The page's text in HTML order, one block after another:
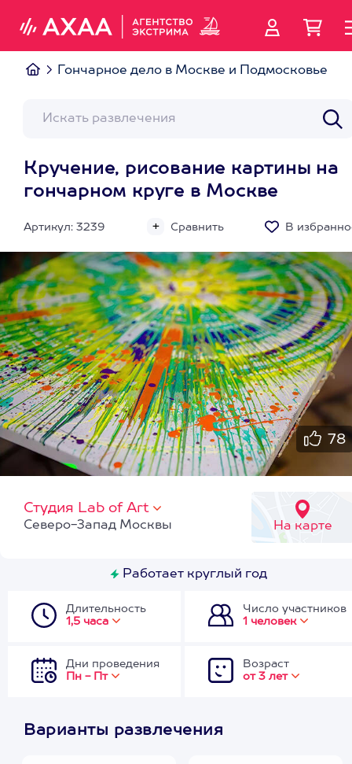
Гончарное дело в Москве и Подмосковье
Кручение, рисование картины на
гончарном круге в Москве
Артикул: 3239 Сравнить В
78
Студия Lab of Art
На карте
Северо-Запад Москвы
Работает круглый год
Длительность
1,5 часа
Число участников
1 человек
Дни проведения
Пн - Пт
Возраст
от 3 лет
Варианты развлечения